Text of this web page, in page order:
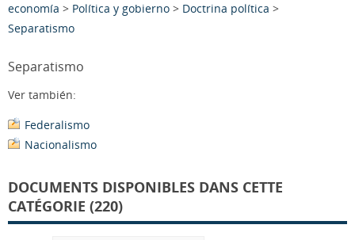
economía > Política y gobierno > Doctrina política >
Separatismo
Separatismo
Ver también:
Federalismo
Nacionalismo
DOCUMENTS DISPONIBLES DANS CETTE
CATÉGORIE (220)